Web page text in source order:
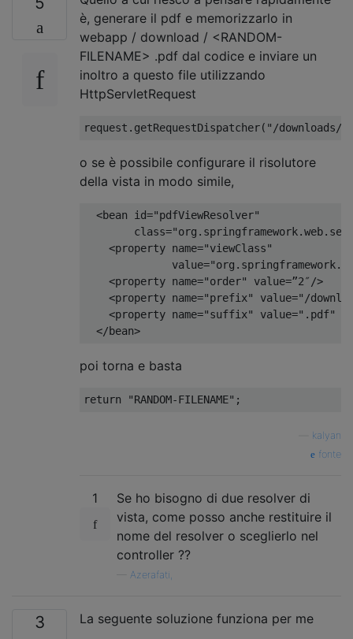
è, generare il pdf e memorizzarlo in
webapp / download / <RANDOM-
FILENAME> .pdf dal codice e inviare un
inoltro a questo file utilizzando
HttpServletRequest
request . getRequestDispatcher( "/downloads/
o se è possibile configurare il risolutore
della vista in modo simile,
<bean id="pdfViewResolver"
class=
<property name="viewClass"
              value
=
<property name="order" value=”2″/>
<property name="prefix" value="/
<property name="suffix" value=".pdf"
</bean>
poi torna e basta
return "RANDOM-FILENAME" ;
kalyan
fonte
1
Se ho bisogno di due resolver di
vista, come posso anche restituire il
nome del resolver o sceglierlo nel
controller ??
Azerafati,
3 La seguente soluzione funziona per me